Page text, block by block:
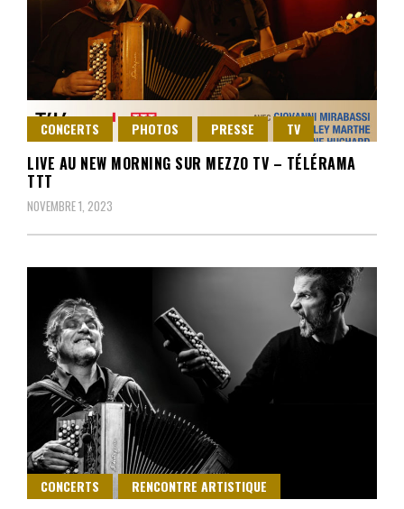
CONCERTS PHOTOS PRESSE TV
LIVE AU NEW MORNING SUR MEZZO TV – TÉLÉRAMA
TTT
NOVEMBRE 1, 2023
CONCERTS RENCONTRE ARTISTIQUE